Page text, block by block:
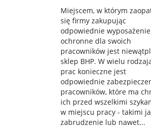
Miejscem, w którym
się firmy zakupując
odpowiednie wyposażenie
ochronne dla swoich
pracowników jest
sklep BHP. W wielu
prac konieczne jest
odpowiednie
pracowników, które ma
ich przed wszelkimi
w miejscu pracy - takimi
zabrudzenie lub nawet...